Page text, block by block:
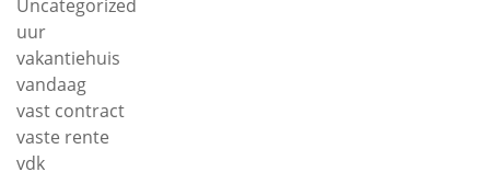
Uncategorized
uur
vakantiehuis
vandaag
vast contract
vaste rente
vdk